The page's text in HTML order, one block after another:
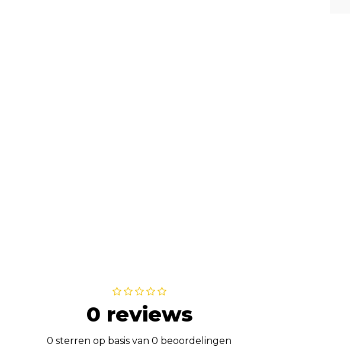
0 reviews
0 sterren op basis van 0 beoordelingen